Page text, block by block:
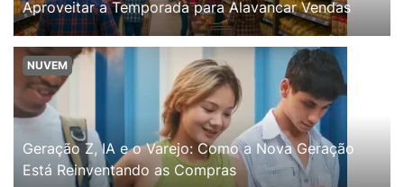
Aproveitar a Temporada para Alavancar Vendas
NUVEM
Geração Z, IA e o Varejo: Como a Nova Geração
Está Reinventando as Compras